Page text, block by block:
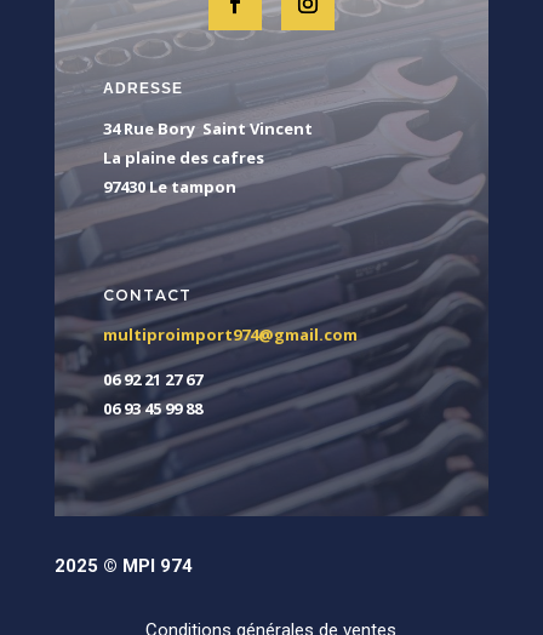
ADRESSE
34 Rue Bory Saint Vincent
La plaine des cafres
97430 Le tampon
CONTACT
multiproimport974@gmail.com
06 92 21 27 67
06 93 45 99 88
2025 © MPI 974
Conditions générales de ventes